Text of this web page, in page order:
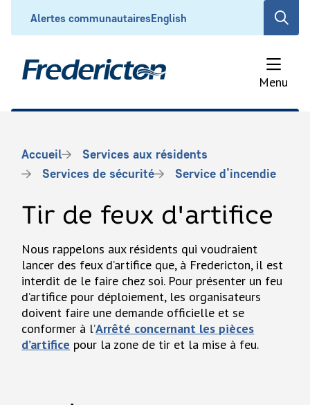
principal
Header
Alertes communautairesEnglish
Open
search
form
Menu
Fil
d'Ariane
Accueil
Services aux résidents
Services de sécurité
Service d’incendie
Tir de feux d'artifice
Nous rappelons aux résidents qui voudraient
lancer des feux d’artifice que, à Fredericton, il est
interdit de le faire chez soi. Pour présenter un feu
d’artifice pour déploiement, les organisateurs
doivent faire une demande officielle et se
conformer à l’Arrêté concernant les pièces
d’artifice pour la zone de tir et la mise à feu.